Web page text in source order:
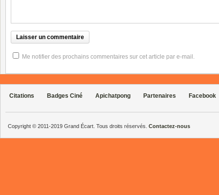
Me notifier des prochains commentaires sur cet article par e-mail.
Citations Badges Ciné Apichatpong Partenaires Facebook
Copyright © 2011-2019 Grand Écart. Tous droits réservés. Contactez-nous